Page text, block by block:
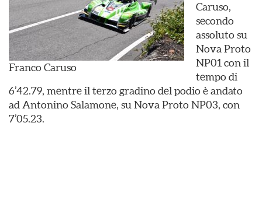
Franco Caruso
Caruso,
secondo
assoluto su
Nova Proto
NP01 con il
tempo di
6’42.79, mentre il terzo gradino del podio è andato
ad Antonino Salamone, su Nova Proto NP03, con
7’05.23.